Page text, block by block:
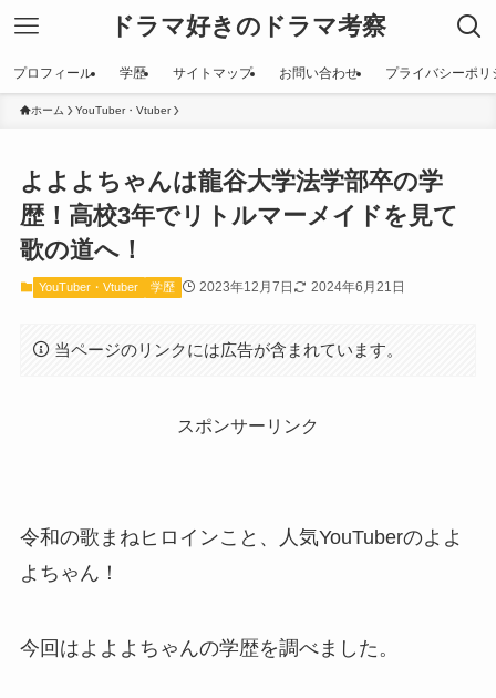
ドラマ好きのドラマ考察
プロフィール 学歴 サイトマップ お問い合わせ プライバシーポ
ホーム YouTuber・Vtuber
よよよちゃんは龍谷大学法学部卒の学
歴！高校3年でリトルマーメイドを見て
歌の道へ！
YouTuber・Vtuber 学歴 2023年12月7日 2024年6月21日
当ページのリンクには広告が含まれています。
スポンサーリンク
令和の歌まねヒロインこと、人気YouTuberのよよ
よちゃん！
今回はよよよちゃんの学歴を調べました。